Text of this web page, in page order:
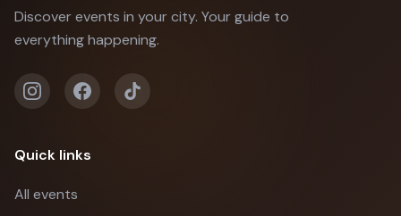
Discover events in your city. Your guide to
everything happening.
Quick links
All events